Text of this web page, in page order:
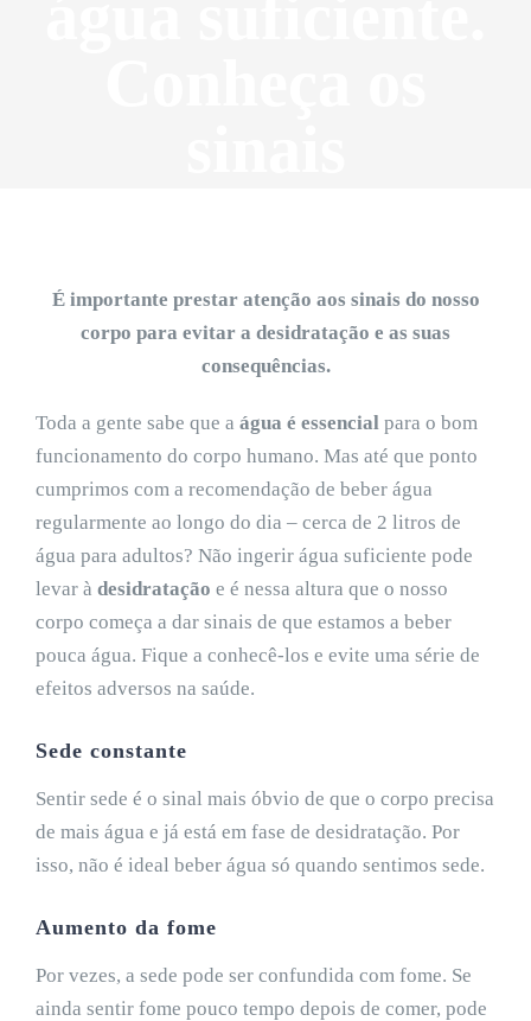
É importante prestar atenção aos sinais do nosso
corpo para evitar a desidratação e as suas
consequências.
Toda a gente sabe que a água é essencial para o bom
funcionamento do corpo humano. Mas até que ponto
cumprimos com a recomendação de beber água
regularmente ao longo do dia – cerca de 2 litros de
água para adultos? Não ingerir água suficiente pode
levar à desidratação e é nessa altura que o nosso
corpo começa a dar sinais de que estamos a beber
pouca água. Fique a conhecê-los e evite uma série de
efeitos adversos na saúde.
Sede constante
Sentir sede é o sinal mais óbvio de que o corpo precisa
de mais água e já está em fase de desidratação. Por
isso, não é ideal beber água só quando sentimos sede.
Aumento da fome
Por vezes, a sede pode ser confundida com fome. Se
ainda sentir fome pouco tempo depois de comer, pode